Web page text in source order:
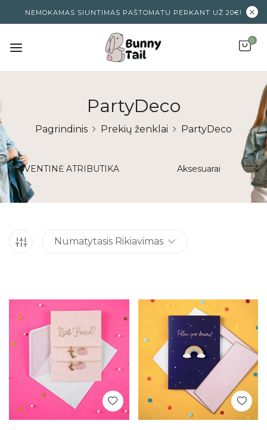
NEMOKAMAS SIUNTIMAS PAŠTOMATU PERKANT UŽ 20€!
0
PartyDeco
Pagrindinis Prekių ženklai PartyDeco
ŠVENTINĖ ATRIBUTIKA Aksesuarai
Numatytasis Rikiavimas